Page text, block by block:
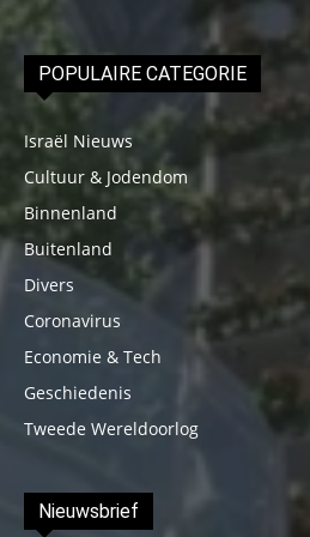
POPULAIRE CATEGORIE
Israël Nieuws
Cultuur & Jodendom
Binnenland
Buitenland
Divers
Coronavirus
Economie & Tech
Geschiedenis
Tweede Wereldoorlog
Nieuwsbrief